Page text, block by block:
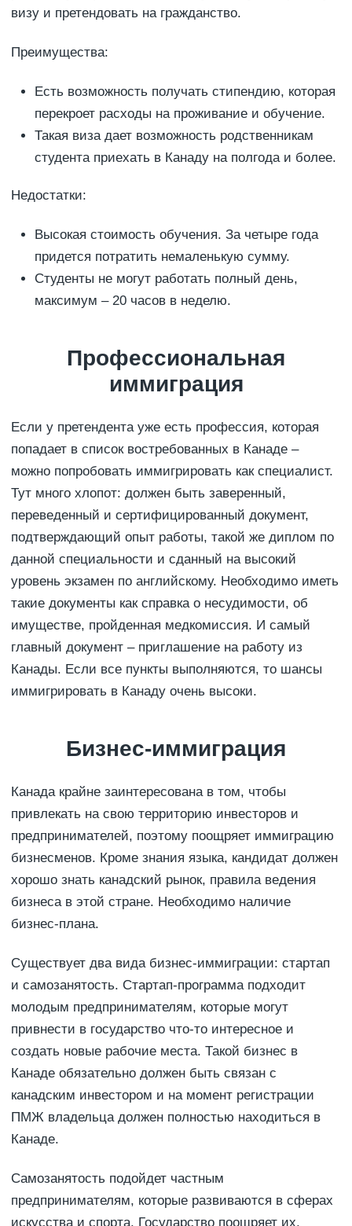
визу и претендовать на гражданство.
Преимущества:
Есть возможность получать стипендию, которая
перекроет расходы на проживание и обучение.
Такая виза дает возможность родственникам
студента приехать в Канаду на полгода и более.
Недостатки:
Высокая стоимость обучения. За четыре года
придется потратить немаленькую сумму.
Студенты не могут работать полный день,
максимум – 20 часов в неделю.
Профессиональная
иммиграция
Если у претендента уже есть профессия, которая
попадает в список востребованных в Канаде –
можно попробовать иммигрировать как специалист.
Тут много хлопот: должен быть заверенный,
переведенный и сертифицированный документ,
подтверждающий опыт работы, такой же диплом по
данной специальности и сданный на высокий
уровень экзамен по английскому. Необходимо иметь
такие документы как справка о несудимости, об
имуществе, пройденная медкомиссия. И самый
главный документ – приглашение на работу из
Канады. Если все пункты выполняются, то шансы
иммигрировать в Канаду очень высоки.
Бизнес-иммиграция
Канада крайне заинтересована в том, чтобы
привлекать на свою территорию инвесторов и
предпринимателей, поэтому поощряет иммиграцию
бизнесменов. Кроме знания языка, кандидат должен
хорошо знать канадский рынок, правила ведения
бизнеса в этой стране. Необходимо наличие
бизнес-плана.
Существует два вида бизнес-иммиграции: стартап
и самозанятость. Стартап-программа подходит
молодым предпринимателям, которые могут
привнести в государство что-то интересное и
создать новые рабочие места. Такой бизнес в
Канаде обязательно должен быть связан с
канадским инвестором и на момент регистрации
ПМЖ владельца должен полностью находиться в
Канаде.
Самозанятость подойдет частным
предпринимателям, которые развиваются в сферах
искусства и спорта. Государство поощряет их,